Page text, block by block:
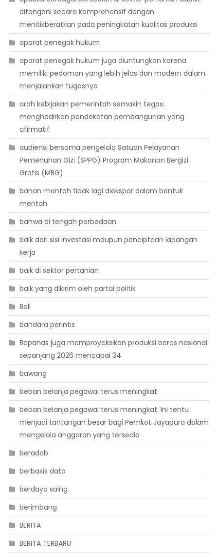
ditangani secara komprehensif dengan
menitikberatkan pada peningkatan kualitas produksi
aparat penegak hukum
aparat penegak hukum juga diuntungkan karena
memiliki pedoman yang lebih jelas dan modern dalam
menjalankan tugasnya
arah kebijakan pemerintah semakin tegas:
menghadirkan pendekatan pembangunan yang
afirmatif
audiensi bersama pengelola Satuan Pelayanan
Pemenuhan Gizi (SPPG) Program Makanan Bergizi
Gratis (MBG)
bahan mentah tidak lagi diekspor dalam bentuk
mentah
bahwa di tengah perbedaan
baik dari sisi investasi maupun penciptaan lapangan
kerja
baik di sektor pertanian
baik yang dikirim oleh partai politik
Bali
bandara perintis
Bapanas juga memproyeksikan produksi beras nasional
sepanjang 2026 mencapai 34
bawang
beban belanja pegawai terus meningkat
beban belanja pegawai terus meningkat. Ini tentu
menjadi tantangan besar bagi Pemkot Jayapura dalam
mengelola anggaran yang tersedia
beradab
berbasis data
berdaya saing
berimbang
BERITA
BERITA TERBARU